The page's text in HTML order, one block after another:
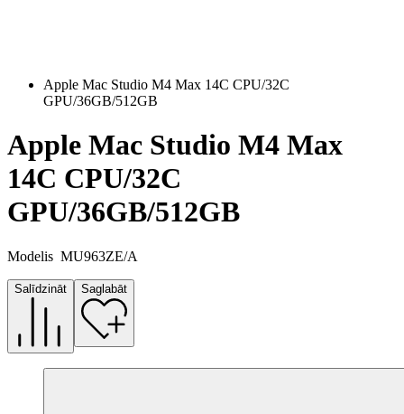
Apple Mac Studio M4 Max 14C CPU/32C
GPU/36GB/512GB
Apple Mac Studio M4 Max
14C CPU/32C
GPU/36GB/512GB
Modelis MU963ZE/A
Salīdzināt Saglabāt